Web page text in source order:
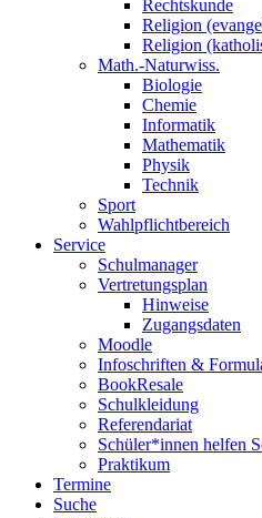
Rechtskunde
Religion
Religion
Math.-Naturwiss.
Biologie
Chemie
Informatik
Mathematik
Physik
Technik
Sport
Wahlpflichtbereich
Service
Schulmanager
Vertretungsplan
Hinweise
Zugangsdaten
Moodle
Infoschriften &
BookResale
Schulkleidung
Referendariat
Schüler*innen helfen
Praktikum
Termine
Suche